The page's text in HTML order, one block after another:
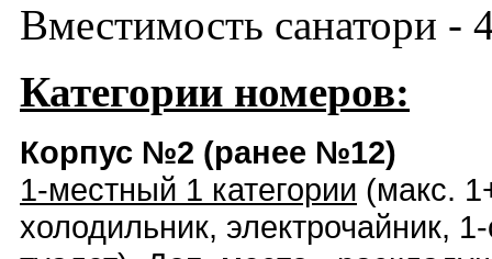
Вместимость санатори -
Категории номеров:
Корпус №2 (ранее №12)
1-местный 1 категории (макс.
холодильник, электрочайник,